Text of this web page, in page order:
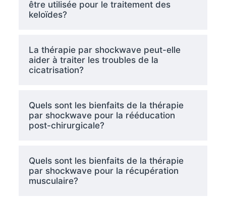
être utilisée pour le traitement des
keloïdes?
La thérapie par shockwave peut-elle
aider à traiter les troubles de la
cicatrisation?
Quels sont les bienfaits de la thérapie
par shockwave pour la rééducation
post-chirurgicale?
Quels sont les bienfaits de la thérapie
par shockwave pour la récupération
musculaire?